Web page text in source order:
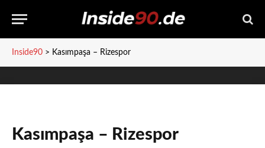
Inside90 > Kasımpaşa – Rizespor
Kasımpaşa – Rizespor